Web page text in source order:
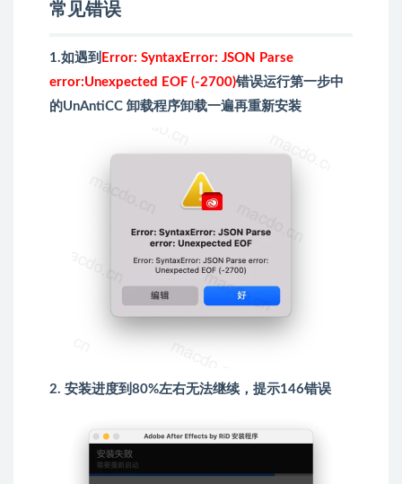
常见错误
1.如遇到 Error: SyntaxError: JSON Parse
error:Unexpected EOF (-2700)错误运行第一步中
的UnAntiCC 卸载程序卸载一遍再重新安装
2. 安装进度到80%左右无法继续，提示146错误